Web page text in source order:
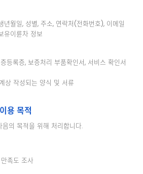
년월일, 성별, 주소, 연락처(전화번호), 이메일
유이륜차 정보
등록증, 보증처리 부품확인서, 서비스 확인서
상 작성되는 양식 및 서류
용 목적
의 목적을 위해 처리합니다.
족도 조사